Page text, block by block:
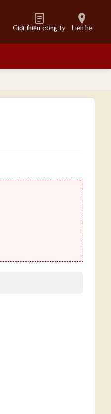
Giới thiệu công ty Liên hệ